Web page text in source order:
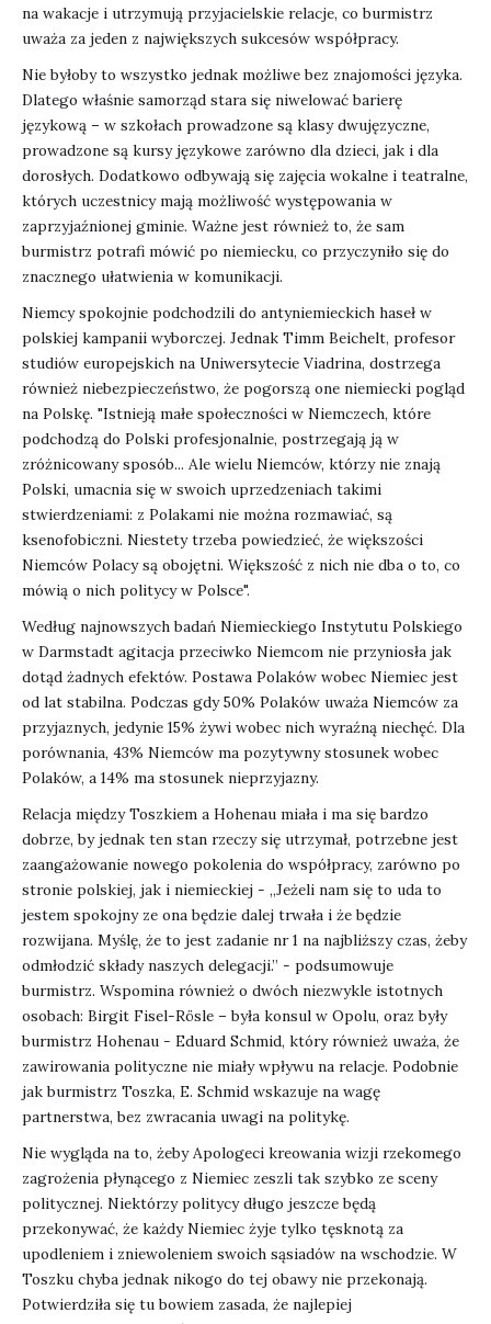
na wakacje i utrzymują przyjacielskie relacje, co burmistrz
uważa za jeden z największych sukcesów współpracy.
Nie byłoby to wszystko jednak możliwe bez znajomości języka.
Dlatego właśnie samorząd stara się niwelować barierę
językową – w szkołach prowadzone są klasy dwujęzyczne,
prowadzone są kursy językowe zarówno dla dzieci, jak i dla
dorosłych. Dodatkowo odbywają się zajęcia wokalne i teatralne,
których uczestnicy mają możliwość występowania w
zaprzyjaźnionej gminie. Ważne jest również to, że sam
burmistrz potrafi mówić po niemiecku, co przyczyniło się do
znacznego ułatwienia w komunikacji.
Niemcy spokojnie podchodzili do antyniemieckich haseł w
polskiej kampanii wyborczej. Jednak Timm Beichelt, profesor
studiów europejskich na Uniwersytecie Viadrina, dostrzega
również niebezpieczeństwo, że pogorszą one niemiecki pogląd
na Polskę. "Istnieją małe społeczności w Niemczech, które
podchodzą do Polski profesjonalnie, postrzegają ją w
zróżnicowany sposób... Ale wielu Niemców, którzy nie znają
Polski, umacnia się w swoich uprzedzeniach takimi
stwierdzeniami: z Polakami nie można rozmawiać, są
ksenofobiczni. Niestety trzeba powiedzieć, że większości
Niemców Polacy są obojętni. Większość z nich nie dba o to, co
mówią o nich politycy w Polsce".
Według najnowszych badań Niemieckiego Instytutu Polskiego
w Darmstadt agitacja przeciwko Niemcom nie przyniosła jak
dotąd żadnych efektów. Postawa Polaków wobec Niemiec jest
od lat stabilna. Podczas gdy 50% Polaków uważa Niemców za
przyjaznych, jedynie 15% żywi wobec nich wyraźną niechęć. Dla
porównania, 43% Niemców ma pozytywny stosunek wobec
Polaków, a 14% ma stosunek nieprzyjazny.
Relacja między Toszkiem a Hohenau miała i ma się bardzo
dobrze, by jednak ten stan rzeczy się utrzymał, potrzebne jest
zaangażowanie nowego pokolenia do współpracy, zarówno po
stronie polskiej, jak i niemieckiej - „Jeżeli nam się to uda to
jestem spokojny ze ona będzie dalej trwała i że będzie
rozwijana. Myślę, że to jest zadanie nr 1 na najbliższy czas, żeby
odmłodzić składy naszych delegacji.” - podsumowuje
burmistrz. Wspomina również o dwóch niezwykle istotnych
osobach: Birgit Fisel-Rösle – była konsul w Opolu, oraz były
burmistrz Hohenau - Eduard Schmid, który również uważa, że
zawirowania polityczne nie miały wpływu na relacje. Podobnie
jak burmistrz Toszka, E. Schmid wskazuje na wagę
partnerstwa, bez zwracania uwagi na politykę.
Nie wygląda na to, żeby Apologeci kreowania wizji rzekomego
zagrożenia płynącego z Niemiec zeszli tak szybko ze sceny
politycznej. Niektórzy politycy długo jeszcze będą
przekonywać, że każdy Niemiec żyje tylko tęsknotą za
upodleniem i zniewoleniem swoich sąsiadów na wschodzie. W
Toszku chyba jednak nikogo do tej obawy nie przekonają.
Potwierdziła się tu bowiem zasada, że najlepiej